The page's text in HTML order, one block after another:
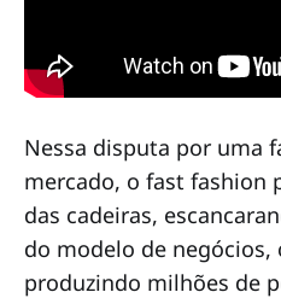
Nessa disputa por uma
mercado, o fast fashion
das cadeiras,
do modelo de negócios,
produzindo milhões de